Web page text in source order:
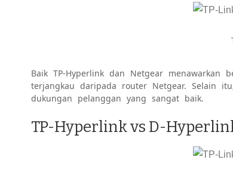
Baik TP-Hyperlink dan Netgear menawarkan
terjangkau daripada router Netgear. Selain
dukungan pelanggan yang sangat baik.
TP-Hyperlink vs D-